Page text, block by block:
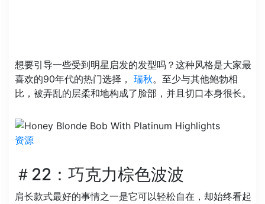
想要引导一些受到明星启发的发型吗？这种风格是大家最
喜欢的90年代的热门选择， 瑞秋。至少与其他鲍勃相
比，被弄乱的层柔和地构成了脸部，并且切口本身很长。
资源
＃22：巧克力棕色波波
肩长款式最好的事情之一是它可以轻松自在，却始终看起